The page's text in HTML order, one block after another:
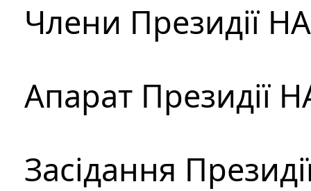
Члени Президії
Апарат Президії
Засідання